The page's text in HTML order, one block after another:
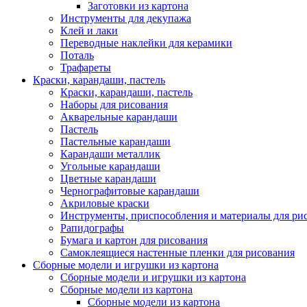
Заготовки из картона
Инструменты для декупажа
Клей и лаки
Переводные наклейки для керамики
Поталь
Трафареты
Краски, карандаши, пастель
Краски, карандаши, пастель
Наборы для рисования
Акварельные карандаши
Пастель
Пастельные карандаши
Карандаши металлик
Угольные карандаши
Цветные карандаши
Чернографитовые карандаши
Акриловые краски
Инструменты, приспособления и материалы для
Рапидографы
Бумага и картон для рисования
Самоклеящиеся настенные пленки для рисования
Сборные модели и игрушки из картона
Сборные модели и игрушки из картона
Сборные модели из картона
Сборные модели из картона